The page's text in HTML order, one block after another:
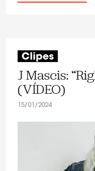
Clipes
J Mascis:
(VÍDEO)
15/01/2024